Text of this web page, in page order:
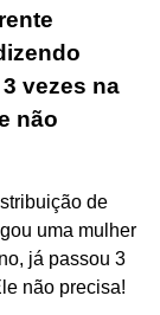
vezes na
não
de
uma mulher
já passou 3
não precisa!